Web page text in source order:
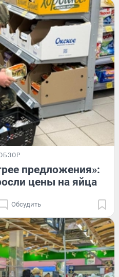
предложения»:
цены на яйца
Обсудить